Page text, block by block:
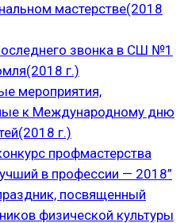
мастерстве(2018
звонка в СШ №1
г.)
мероприятия,
к Международному дню
г.)
профмастерства
в профессии — 2018”
посвященный
физической культуры